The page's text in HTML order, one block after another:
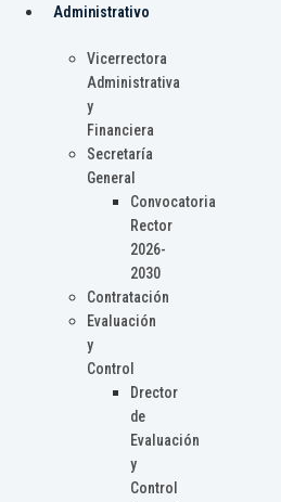
Administrativo
Vicerrectora
Administrativa
y
Financiera
Secretaría
General
Convocatoria
Rector
2026-
2030
Contratación
Evaluación
y
Control
Drector
de
Evaluación
y
Control